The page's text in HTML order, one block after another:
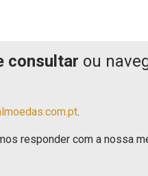
consultar ou
.
responder com a nossa